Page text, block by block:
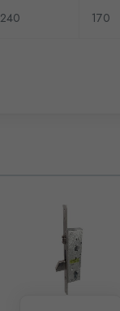
240 170